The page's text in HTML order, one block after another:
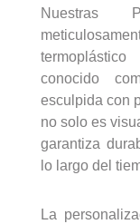
Nuestras
conocido
esculpida con
no solo es
garantiza
lo largo del
La